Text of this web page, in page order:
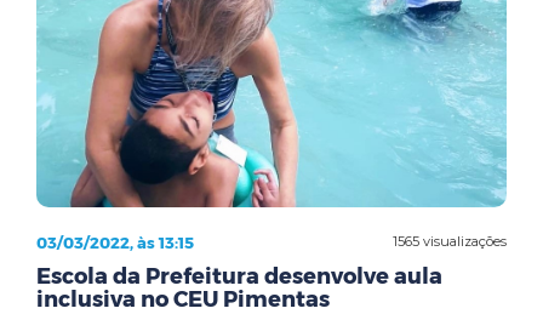
1565 visualizações
03/03/2022, às 13:15
Escola da Prefeitura desenvolve aula
inclusiva no CEU Pimentas